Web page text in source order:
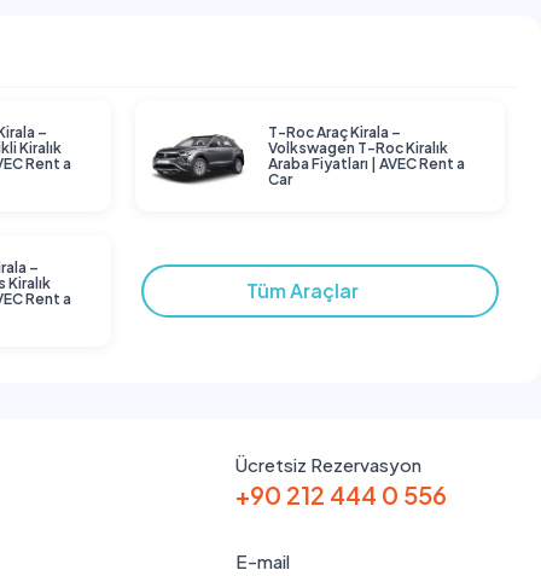
–
Kiralık
Rent a
T-Roc Araç Kirala –
Volkswagen T-Roc Kiralık
Araba Fiyatları | AVEC Rent a
Car
–
Kiralık
Rent a
Tüm Araçlar
Ücretsiz Rezervasyon
+90 212 444 0 556
E-mail